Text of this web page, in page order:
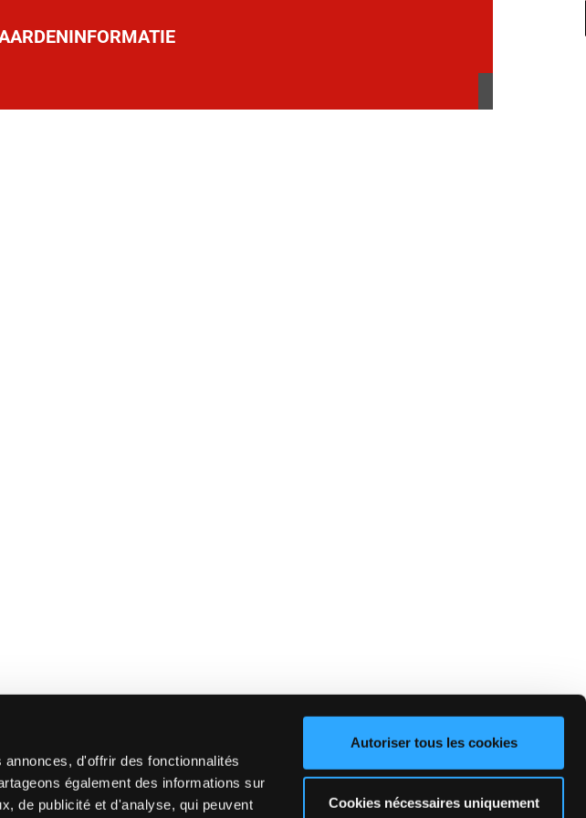
d'offrir des fonctionnalités
également des informations sur
de publicité et d'analyse, qui peuvent
Autoriser tous les cookies
Cookies nécessaires uniquement